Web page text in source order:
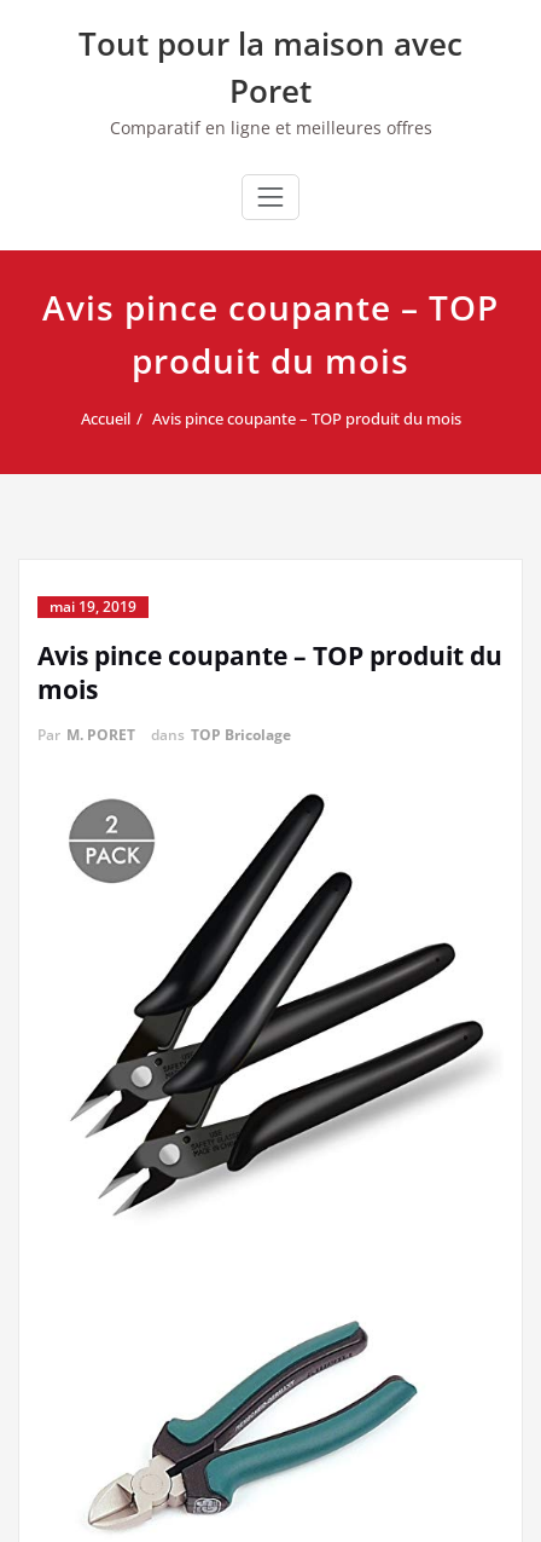
Tout pour la maison avec
Poret
Comparatif en ligne et meilleures offres
Avis pince coupante – TOP
produit du mois
Accueil Avis pince coupante – TOP produit du mois
mai 19, 2019
Avis pince coupante – TOP produit du
mois
Par M. PORET dans TOP Bricolage